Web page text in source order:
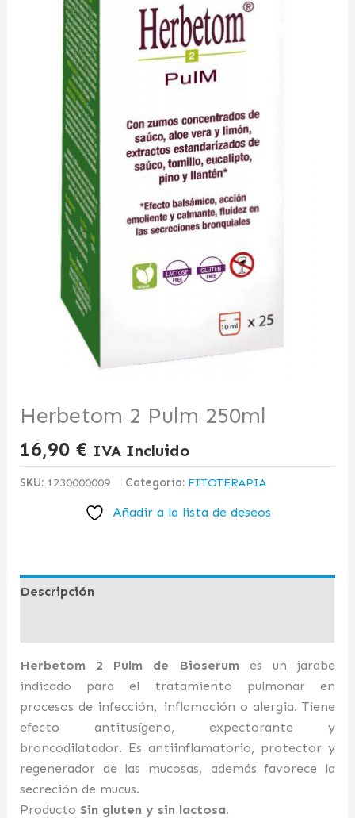
Herbetom 2 Pulm 250ml
16,90 € IVA Incluido
SKU: 1230000009 Categoría: FITOTERAPIA
Añadir a la lista de deseos
Descripción
Herbetom 2 Pulm de Bioserum es un jarabe
indicado para el tratamiento pulmonar en
procesos de infección, inflamación o alergia. Tiene
efecto antitusígeno, expectorante y
broncodilatador. Es antiinflamatorio, protector y
regenerador de las mucosas, además favorece la
secreción de mucus.
Producto Sin gluten y sin lactosa.